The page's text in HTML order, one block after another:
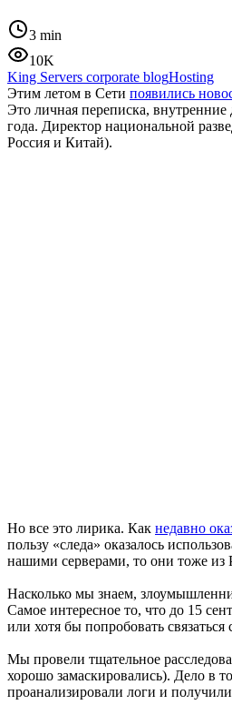
3 min
10K
King Servers corporate blogHosting
Этим летом в Сети появились
Это личная переписка,
года. Директор национальной
Россия и Китай).
Но все это лирика. Как недавно
пользу «следа» оказалось
нашими серверами, то они тоже из
Насколько мы знаем,
Самое интересное то, что до 15
или хотя бы попробовать
Мы провели тщательное
хорошо замаскировались). Дело в
проанализировали логи и